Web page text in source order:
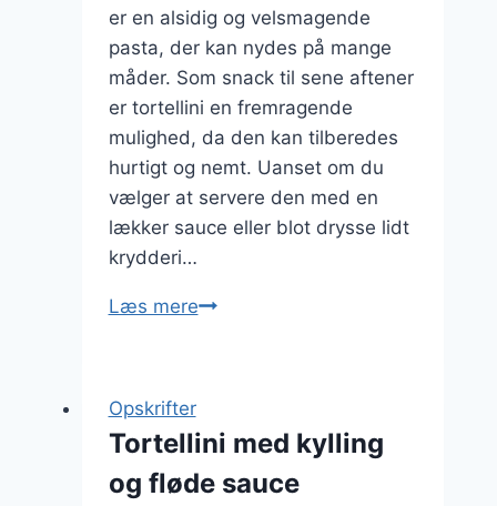
er en alsidig og velsmagende
pasta, der kan nydes på mange
måder. Som snack til sene aftener
er tortellini en fremragende
mulighed, da den kan tilberedes
hurtigt og nemt. Uanset om du
vælger at servere den med en
lækker sauce eller blot drysse lidt
krydderi…
Læs mereTortellini
aftener
Opskrifter
Tortellini med kylling
og fløde sauce